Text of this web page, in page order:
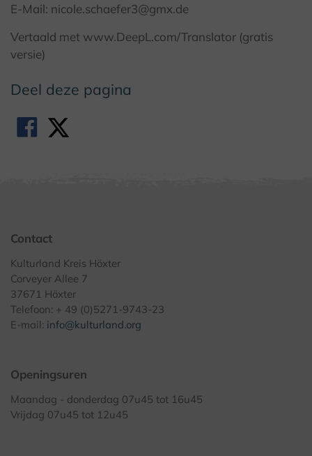
E-Mail: nicole.schaefer3@gmx.de
Vertaald met www.DeepL.com/Translator (gratis
versie)
Deel deze pagina
Contact
Kulturland Kreis Höxter
Corveyer Allee 7
37671 Höxter
Telefoon: + 49 (0)5271-9743-23
E-mail: info@kulturland.org
Openingsuren
Maandag - donderdag 07u45 tot 16u45
Vrijdag 07u45 tot 12u45